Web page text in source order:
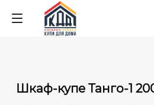
Шкаф-купе Танго-1